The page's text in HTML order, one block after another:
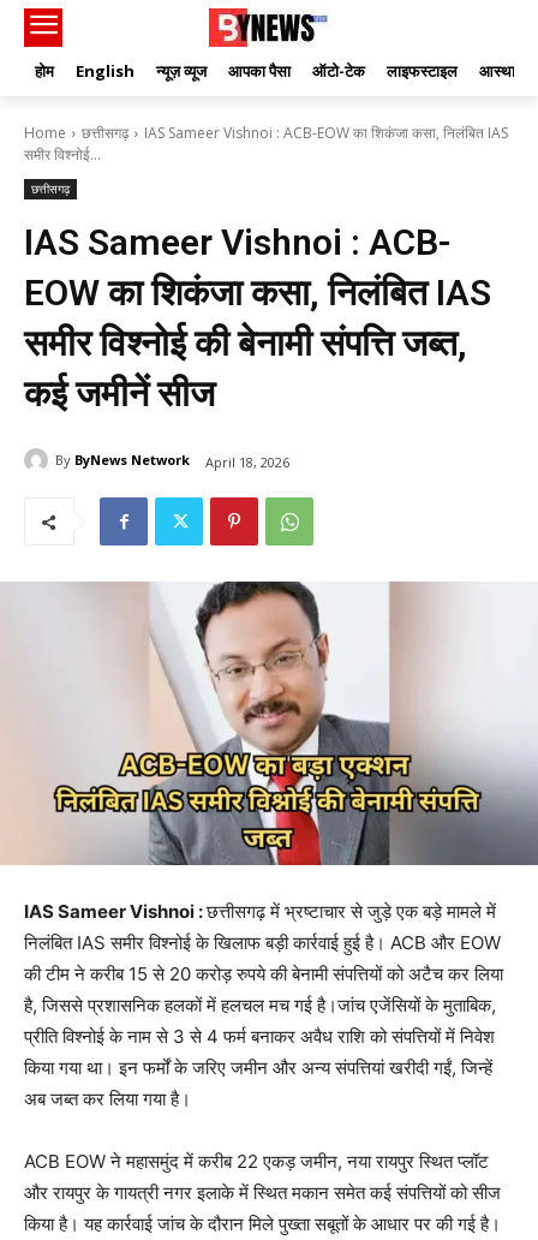
होम English न्यूज़ व्यूज आपका पैसा ऑटो-टेक लाइफस्टाइल आस्था
Home छत्तीसगढ़
IAS Sameer Vishnoi : ACB-EOW का शिकंजा कसा, निलंबित IAS
समीर विश्नोई...
छत्तीसगढ़
IAS Sameer Vishnoi : ACB-
EOW का शिकंजा कसा, निलंबित IAS
समीर विश्नोई की बेनामी संपत्ति जब्त,
कई जमीनें सीज
By ByNews Network April 18, 2026
IAS Sameer Vishnoi :छत्तीसगढ़ में भ्रष्टाचार से जुड़े एक बड़े मामले में
निलंबित IAS समीर विश्नोई के खिलाफ बड़ी कार्रवाई हुई है। ACB और EOW
की टीम ने करीब 15 से 20 करोड़ रुपये की बेनामी संपत्तियों को अटैच कर लिया
है, जिससे प्रशासनिक हलकों में हलचल मच गई है।जांच एजेंसियों के मुताबिक,
प्रीति विश्नोई के नाम से 3 से 4 फर्म बनाकर अवैध राशि को संपत्तियों में निवेश
किया गया था। इन फर्मों के जरिए जमीन और अन्य संपत्तियां खरीदी गईं, जिन्हें
अब जब्त कर लिया गया है।
ACB EOW ने महासमुंद में करीब 22 एकड़ जमीन, नया रायपुर स्थित प्लॉट
और रायपुर के गायत्री नगर इलाके में स्थित मकान समेत कई संपत्तियों को सीज
किया है। यह कार्रवाई जांच के दौरान मिले पुख्ता सबूतों के आधार पर की गई है।